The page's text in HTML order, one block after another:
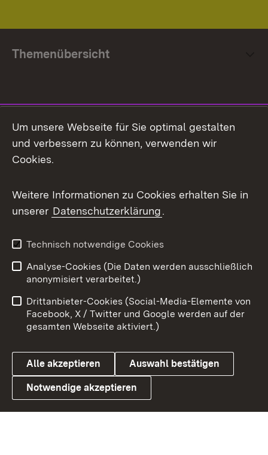
Themenübersicht
Facebook
X / Twitter
Youtube
Link zum Landesportal
Impressum
Kontakt
Barrierefreiheit
Datenschutz
Cookies
Um unsere Webseite für Sie optimal gestalten
und verbessern zu können, verwenden wir
Cookies.
Weitere Informationen zu Cookies erhalten Sie in
unserer Datenschutzerklärung.
Technisch notwendige Cookies
Analyse-Cookies (Die Daten werden ausschließlich
anonymisiert verarbeitet.)
Drittanbieter-Cookies (Social-Media-Elemente von
Facebook, X / Twitter und Google werden auf der
gesamten Webseite aktiviert.)
Alle akzeptieren Auswahl bestätigen
Notwendige akzeptieren